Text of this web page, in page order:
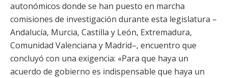
autonómicos donde se han puesto en marcha
comisiones de investigación durante esta legislatura –
Andalucía, Murcia, Castilla y León, Extremadura,
Comunidad Valenciana y Madrid–, encuentro que
concluyó con una exigencia: «Para que haya un
acuerdo de gobierno es indispensable que haya un